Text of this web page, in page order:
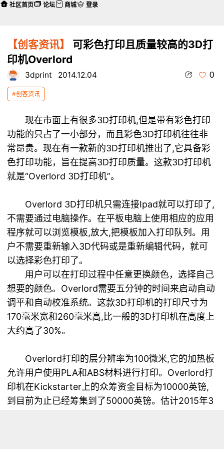
【创客资讯】
可彩色打印且质量较高的3D打
印机Overlord
3dprint 2014.12.04 0
#创客资讯
现在市面上有很多3D打印机,但是带有彩色打印
功能的只占了一小部分，而且彩色3D打印机往往非
常昂贵。现在有一款新的3D打印机推出了,它具备彩
色打印功能，旨在提高3D打印质量。这款3D打印机
就是“Overlord 3D打印机”。
Overlord 3D打印机只需连接Ipad就可以打印了,
不需要通过电脑操作。在平板电脑上使用相应的应用
程序就可以浏览模板,放大,把模板加入打印队列。用
户不需要重新输入3D代码或是重新编辑代码，就可
以选择彩色打印了。
用户可以在打印过程中任意更换颜色，选择自己
想要的颜色。Overlord需要五分钟的时间来启动自动
调平和自动校准系统。这款3D打印机的打印尺寸为
170毫米宽和260毫米高,比一般的3D打印机在高度上
大约高了30%。
Overlord打印的层分辨率为100微米,它的加热板
允许用户使用PLA和ABS材料进行打印。Overlord打
印机在Kickstarter上的众筹资金目标为10000英镑,
到目前为止已经筹集到了50000英镑。估计2015年3
社区首页 论坛 商城 登录